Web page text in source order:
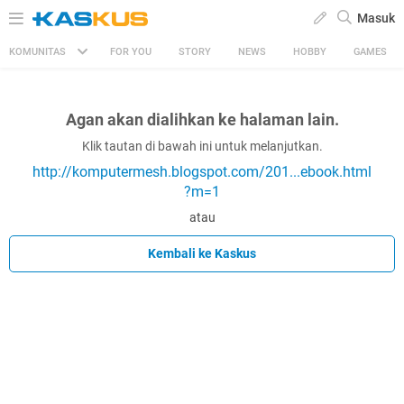
Masuk
KOMUNITAS FOR YOU STORY NEWS HOBBY GAMES
Agan akan dialihkan ke halaman lain.
Klik tautan di bawah ini untuk melanjutkan.
http://komputermesh.blogspot.com/201...ebook.html
?m=1
atau
Kembali ke Kaskus